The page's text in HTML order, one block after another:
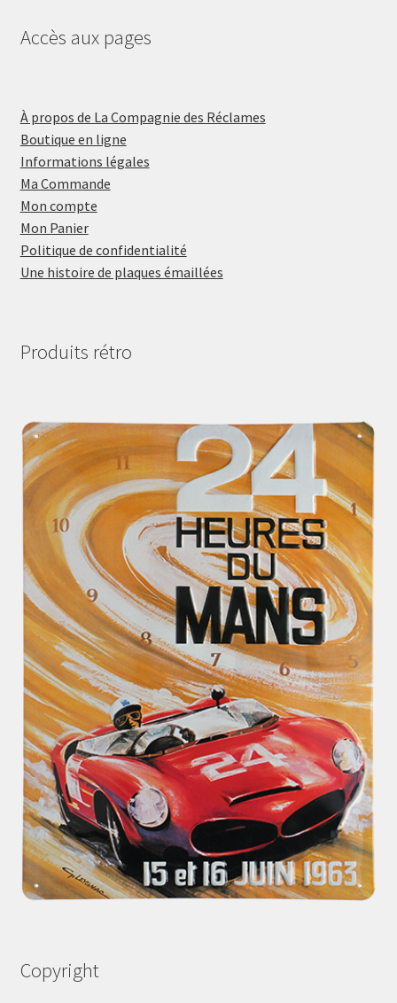
Accès aux pages
À propos de La Compagnie des Réclames
Boutique en ligne
Informations légales
Ma Commande
Mon compte
Mon Panier
Politique de confidentialité
Une histoire de plaques émaillées
Produits rétro
Copyright